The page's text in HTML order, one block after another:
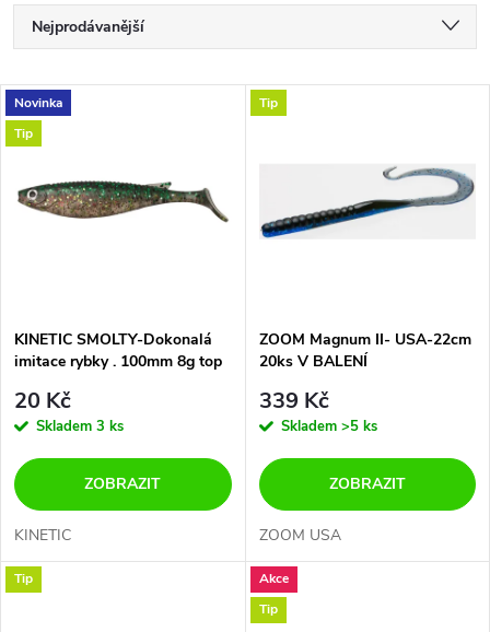
Ř
a
z
e
p
r
o
d
u
Nejprodávanější
Nejdražší
V
ý
p
s
p
r
o
d
u
Novinka
Tip
KINETIC SMOLTY-Dokonalá
imitace rybky . 100mm 8g top
20 Kč
Skladem 3 ks
ZOBRAZIT
KINETIC
Tip
ZOOM Magnum II- USA-22cm
20ks V BALENÍ
339 Kč
Skladem >5 ks
ZOBRAZIT
ZOOM USA
Tip
Akce
Tip